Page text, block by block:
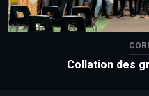
Collation des